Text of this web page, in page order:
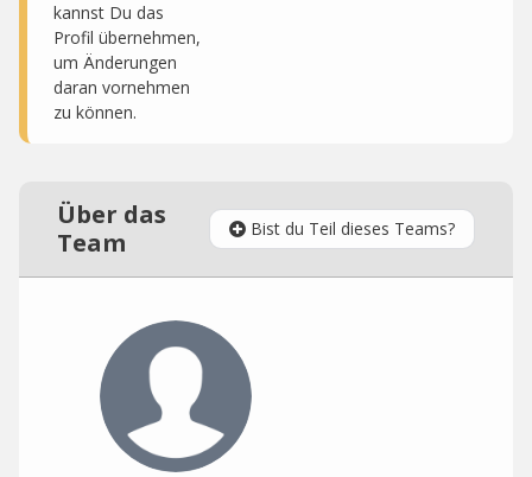
kannst Du das
Profil übernehmen,
um Änderungen
daran vornehmen
zu können.
Über das
Team
Bist du Teil dieses Teams?